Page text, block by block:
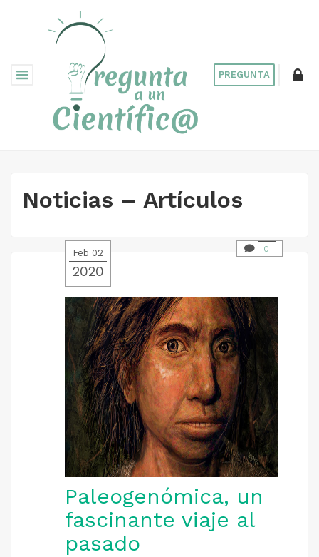
PREGUNTA
Noticias – Artículos
Feb 02
2020
0
Paleogenómica, un
fascinante viaje al
pasado